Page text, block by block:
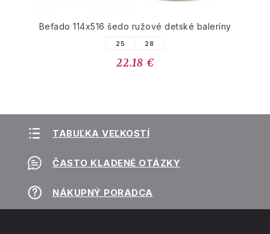
Befado 114x516 šedo ružové detské baleríny
25 28
22.18 €
TABUĽKA VEĽKOSTÍ
ČASTO KLADENÉ OTÁZKY
NÁKUPNÝ PORADCA